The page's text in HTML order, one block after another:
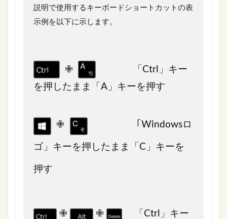
説明で使用するキーボードショートカットの表
示例を以下に示します。
✙
「Ctrl」キー
を押したまま「A」キーを押す
✙ ｢Windowsロ
ゴ」キーを押したまま「C」キーを
押す
✙ ✙ 「Ctrl」キー